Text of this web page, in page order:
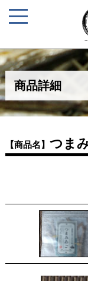
商品詳細
【商品名】 つま